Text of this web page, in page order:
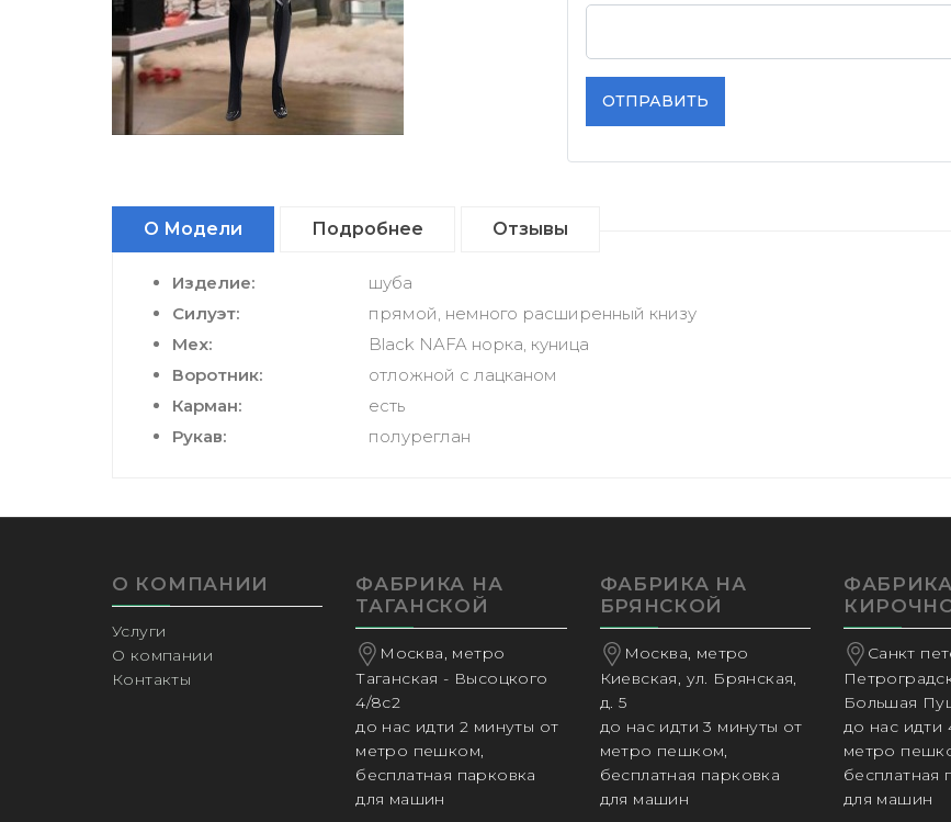
ОТПРАВИТЬ
О Модели Подробнее Отзывы
Изделие:
шуба
Силуэт:
прямой, немного расширенный книзу
Мех:
Black NAFA норка, куница
Воротник:
отложной с лацканом
Карман:
есть
Рукав:
полуреглан
О КОМПАНИИ
Услуги
О компании
Контакты
ФАБРИКА НА
ТАГАНСКОЙ
Москва, метро
Таганская - Высоцкого
4/8с2
до нас идти 2 минуты от
метро пешком,
бесплатная парковка
для машин
ФАБРИКА НА
БРЯНСКОЙ
Москва, метро
Киевская, ул. Брянская,
д. 5
до нас идти 3 минуты от
метро пешком,
бесплатная парковка
для машин
Санкт
Большая
до нас идти
метро
бесплатная
для машин